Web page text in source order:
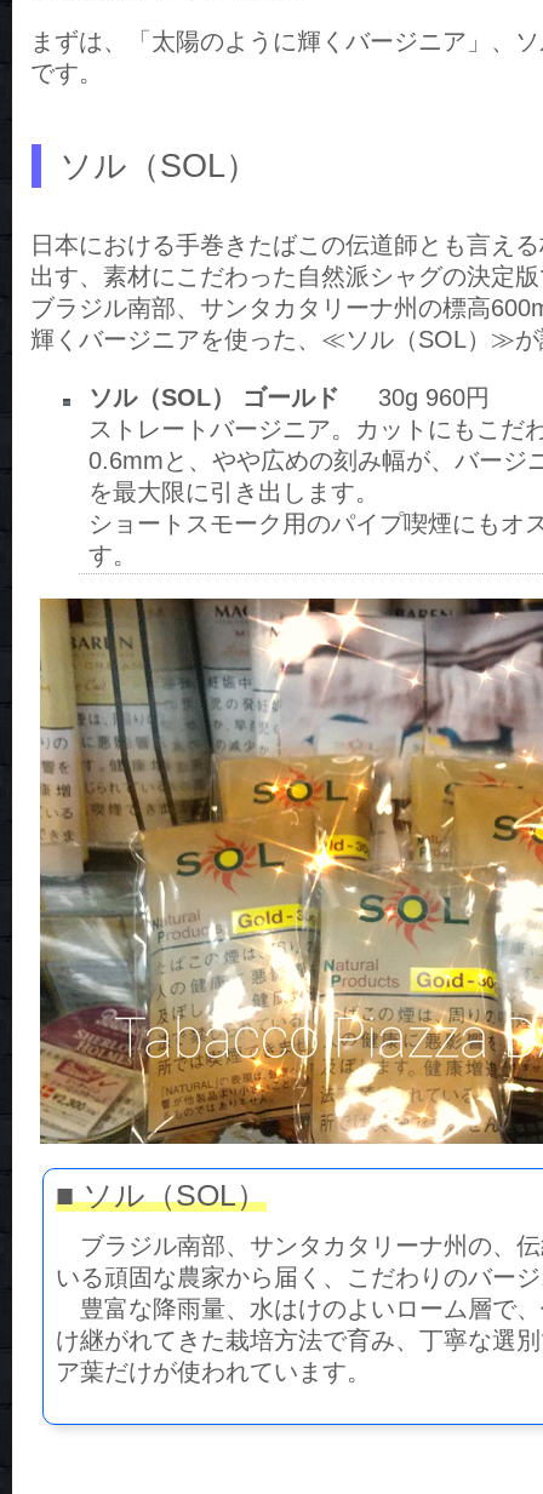
まずは、「太陽のように輝くバージニア」、
です。
ソル（SOL）
日本における手巻きたばこの伝道師とも言え
出す、素材にこだわった自然派シャグの決定
ブラジル南部、サンタカタリーナ州の標高
輝くバージニアを使った、≪ソル（SOL）≫が
ソル（SOL） ゴールド 30g 960円
ストレートバージニア。カットにもこだ
0.6mmと、やや広めの刻み幅が、バージ
を最大限に引き出します。
ショートスモーク用のパイプ喫煙にもオ
す。
■ ソル（SOL）
ブラジル南部、サンタカタリーナ州の、
いる頑固な農家から届く、こだわりのバー
豊富な降雨量、水はけのよいローム層で
け継がれてきた栽培方法で育み、丁寧な選
ア葉だけが使われています。